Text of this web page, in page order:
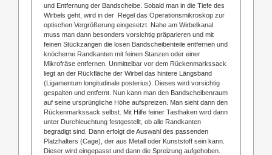
und Entfernung der Bandscheibe. Sobald man in die Tiefe des
Wirbels geht, wird in der Regel das Operationsmikroskop zur
optischen Vergrößerung eingesetzt. Nahe am Wirbelkanal
muss man dann besonders vorsichtig präparieren und mit
feinen Stückzangen die losen Bandscheibenteile entfernen und
knöcherne Randkanten mit feinen Stanzen oder einer
Mikrofräse entfernen. Unmittelbar vor dem Rückenmarkssack
liegt an der Rückfläche der Wirbel das hintere Längsband
(Ligamentum longitudinale posterius). Dieses wird vorsichtig
gespalten und entfernt. Nun kann man den Bandscheibenraum
auf seine ursprüngliche Höhe aufspreizen. Man sieht dann den
Rückenmarkssack selbst. Mit Hilfe feiner Tasthaken wird dann
unter Durchleuchtung festgestellt, ob alle Randkanten
begradigt sind. Dann erfolgt die Auswahl des passenden
Platzhalters (Cage), der aus Metall oder Kunststoff sein kann.
Dieser wird eingepasst und dann die Spreizung aufgehoben.